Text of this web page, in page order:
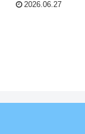
2026.06.27